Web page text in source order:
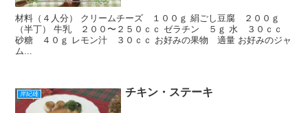
材料（４人分） クリームチーズ １００ｇ 絹ごし豆腐 ２００ｇ
（半丁） 牛乳 ２００〜２５０ｃｃ ゼラチン ５ｇ 水 ３０ｃｃ
砂糖 ４０ｇ レモン汁 ３０ｃｃ お好みの果物 適量 お好みのジャ
ム...
岸紀雄 チキン・ステーキ